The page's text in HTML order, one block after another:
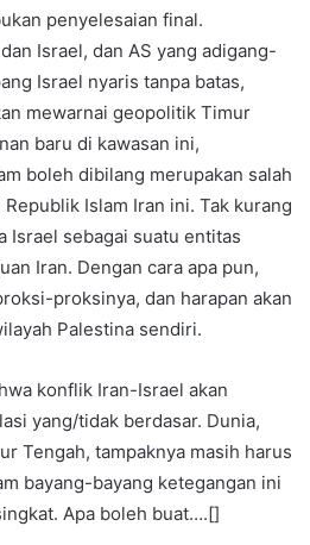
penyelesaian final.
Israel, dan AS yang adigang-
Israel nyaris tanpa batas,
mewarnai geopolitik Timur
baru di kawasan ini,
boleh dibilang merupakan salah
Islam Iran ini. Tak kurang
Israel sebagai suatu entitas
Iran. Dengan cara apa pun,
proksinya, dan harapan akan
Palestina sendiri.
konflik Iran-Israel akan
yang/tidak berdasar. Dunia,
Tengah, tampaknya masih harus
bayang-bayang ketegangan ini
Apa boleh buat….[]